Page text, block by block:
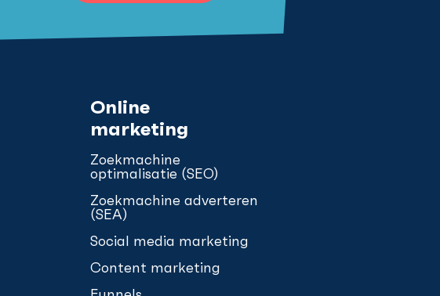
Online
marketing
Zoekmachine
optimalisatie (SEO)
Zoekmachine adverteren
(SEA)
Social media marketing
Content marketing